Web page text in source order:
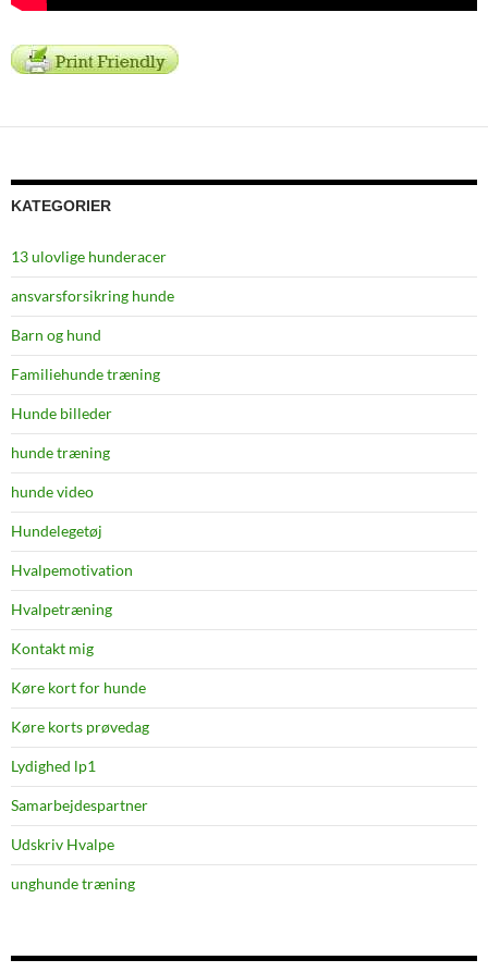
KATEGORIER
13 ulovlige hunderacer
ansvarsforsikring hunde
Barn og hund
Familiehunde træning
Hunde billeder
hunde træning
hunde video
Hundelegetøj
Hvalpemotivation
Hvalpetræning
Kontakt mig
Køre kort for hunde
Køre korts prøvedag
Lydighed lp1
Samarbejdespartner
Udskriv Hvalpe
unghunde træning